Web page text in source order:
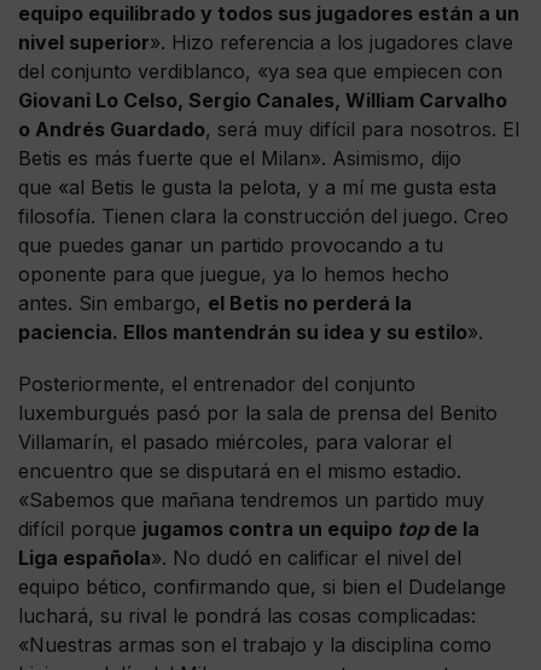
equipo equilibrado y todos sus jugadores están a un
nivel superior». Hizo referencia a los jugadores clave
del conjunto verdiblanco, «ya sea que empiecen con
Giovani Lo Celso, Sergio Canales, William Carvalho
o Andrés Guardado, será muy difícil para nosotros. El
Betis es más fuerte que el Milan». Asimismo, dijo
que «al Betis le gusta la pelota, y a mí me gusta esta
filosofía. Tienen clara la construcción del juego. Creo
que puedes ganar un partido provocando a tu
oponente para que juegue, ya lo hemos hecho
antes. Sin embargo, el Betis no perderá la
paciencia. Ellos mantendrán su idea y su estilo».
Posteriormente, el entrenador del conjunto
luxemburgués pasó por la sala de prensa del Benito
Villamarín, el pasado miércoles, para valorar el
encuentro que se disputará en el mismo estadio.
«Sabemos que mañana tendremos un partido muy
difícil porque jugamos contra un equipo top de la
Liga española». No dudó en calificar el nivel del
equipo bético, confirmando que, si bien el Dudelange
luchará, su rival le pondrá las cosas complicadas:
«Nuestras armas son el trabajo y la disciplina como